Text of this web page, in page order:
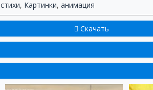
стихи, Картинки, анимация
Скачать